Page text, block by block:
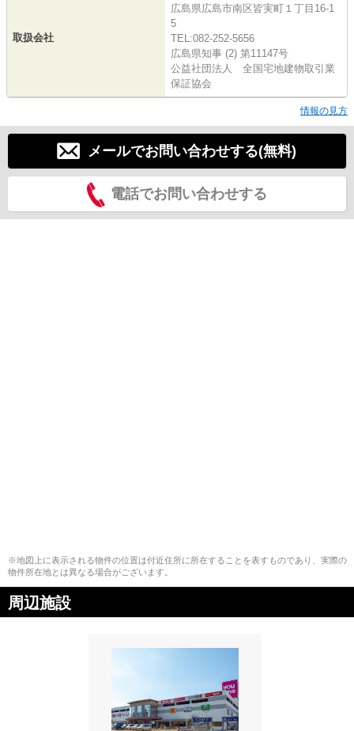
取扱会社
広島県広島市南区皆実町１丁目16-1
5
TEL:082-252-5656
広島県知事 (2) 第11147号
公益社団法人 全国宅地建物取引業
保証協会
情報の見方
メールでお問い合わせする(無料)
電話でお問い合わせする
※地図上に表示される物件の位置は付近住所に所在することを表すものであり、実際の
物件所在地とは異なる場合がございます。
周辺施設